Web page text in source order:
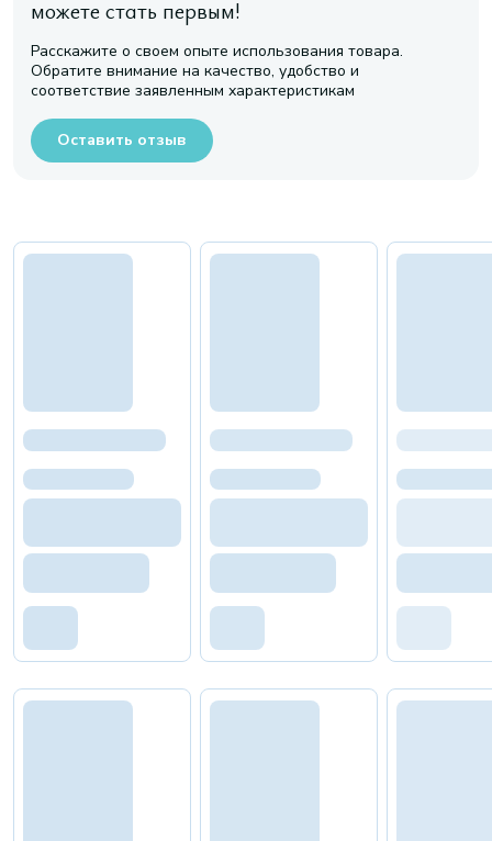
можете стать первым!
Расскажите о своем опыте использования товара.
Обратите внимание на качество, удобство и
соответствие заявленным характеристикам
Оставить отзыв